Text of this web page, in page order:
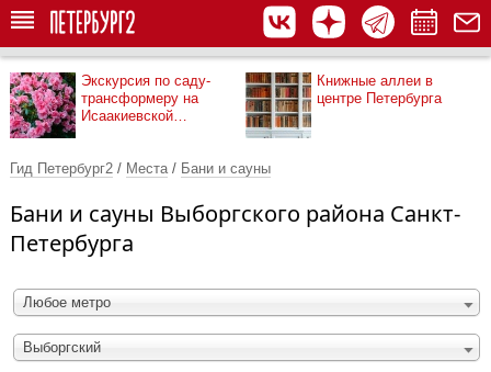
Экскурсия по саду-
трансформеру на
Исаакиевской
Книжные аллеи в
центре Петербурга
Гид Петербург2 / Места / Бани и сауны
Бани и сауны Выборгского района Санкт-
Петербурга
Любое метро
Выборгский